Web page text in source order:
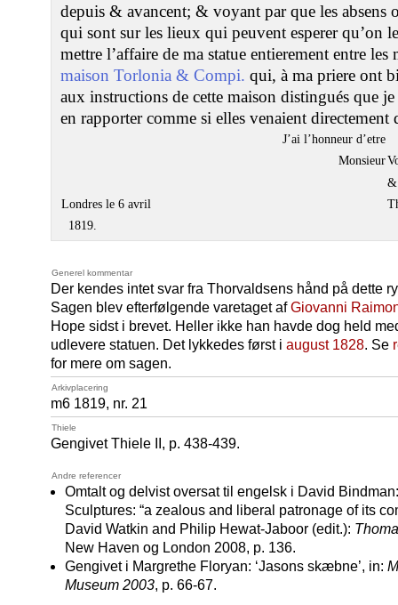
depuis & avancent; & voyant par que les absens
qui sont sur les lieux qui peuvent esperer qu’on
mettre l’affaire de ma statue entierement entre
maison Torlonia & Compi. qui, à ma priere ont
aux instructions de cette maison distingués que
en rapporter comme si elles venaient directement
J’ai l’honneur d’etre
Monsieur
&
Londres le 6 avril
1819.
Generel kommentar
Der kendes intet svar fra Thorvaldsens hånd på dette
Sagen blev efterfølgende varetaget afGiovanni
Hope sidst i brevet. Heller ikke han havde dog held
udlevere statuen. Det lykkedes først i august 1828. Se
for mere om sagen.
Arkivplacering
m6 1819, nr. 21
Thiele
Gengivet Thiele II, p. 438-439.
Andre referencer
Omtalt og delvist oversat til engelsk i David
Sculptures: “a zealous and liberal patronage of its
David Watkin and Philip Hewat-Jaboor (edit.):
New Haven og London 2008, p. 136.
Gengivet i Margrethe Floryan: ‘Jasons skæbne’, in:
Museum 2003, p. 66-67.